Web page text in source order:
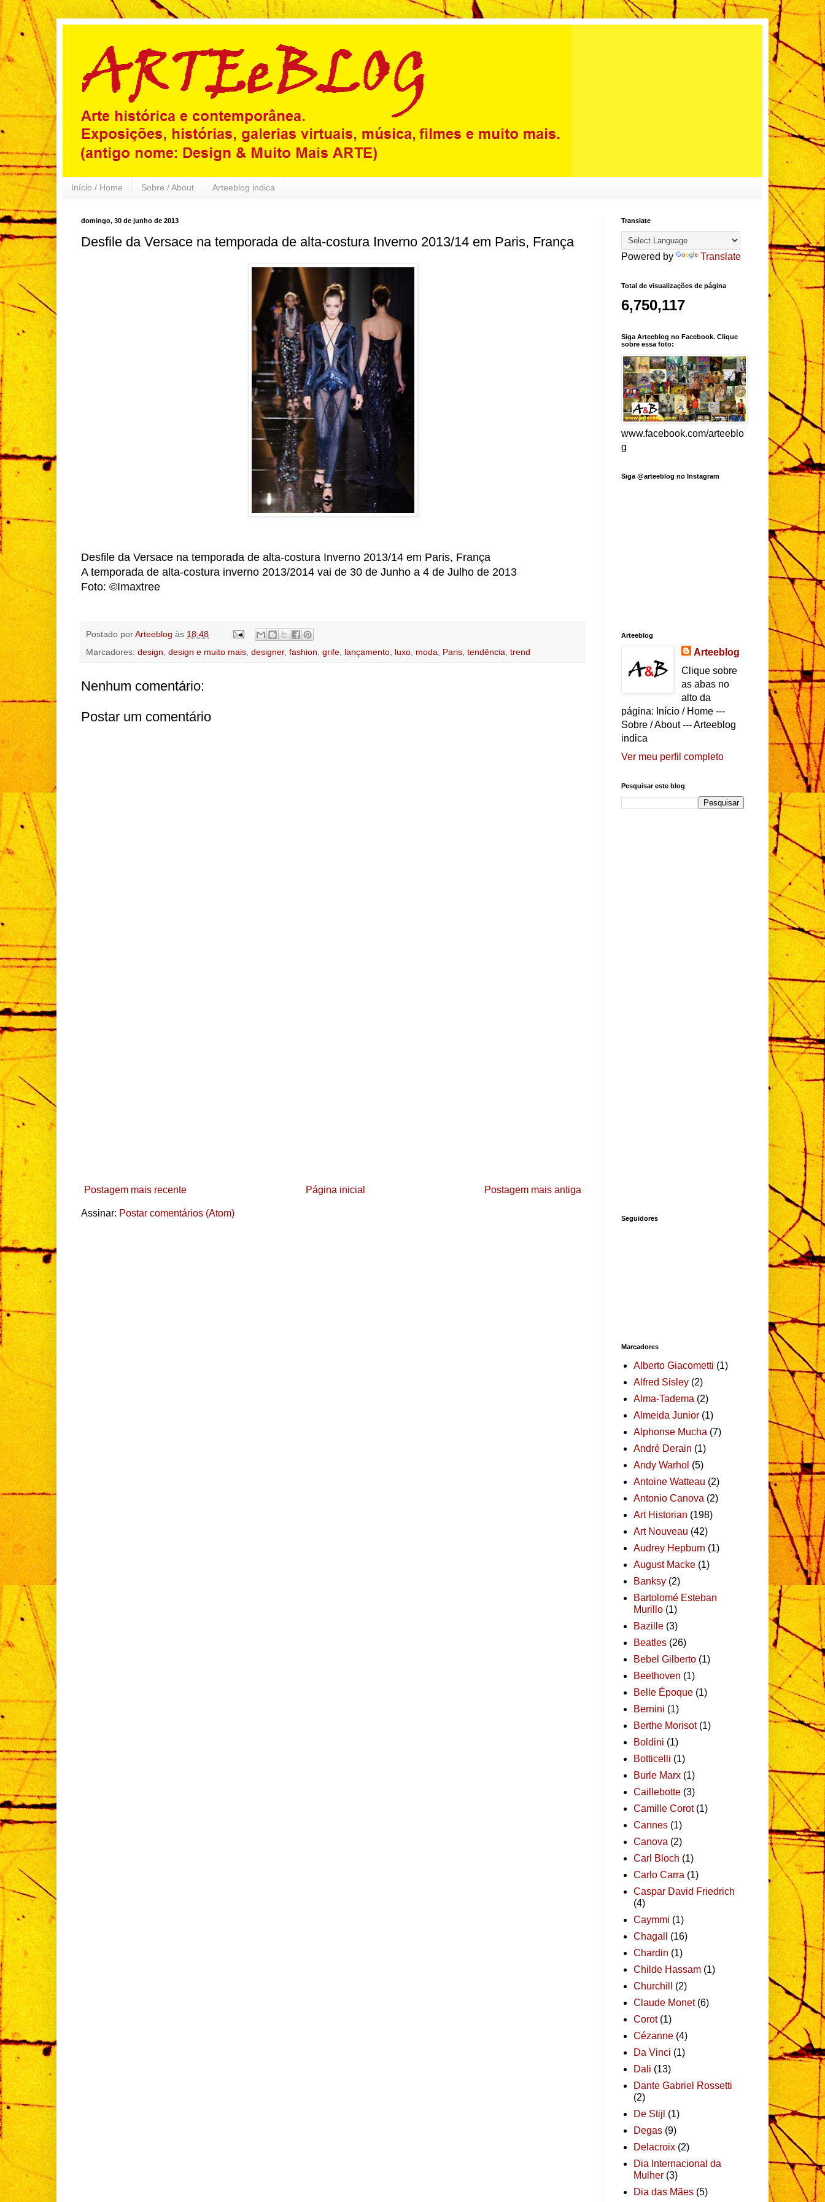
Início / Home Sobre / About Arteeblog indica
domingo, 30 de junho de 2013
Desfile da Versace na temporada de alta-costura Inverno 2013/14 em Paris, França
Desfile da Versace na temporada de alta-costura Inverno 2013/14 em Paris, França
A temporada de alta-costura inverno 2013/2014 vai de 30 de Junho a 4 de Julho de 2013
Foto: ©Imaxtree
Postado porArteeblog às 18:48
Marcadores: design design e muito mais designer, fashion grife lançamento luxo moda Paris tendência trend
Nenhum comentário:
Postar um comentário
Postagem mais recente Postagem mais antiga
Página inicial
Assinar: Postar comentários (Atom)
Translate
Powered by Translate
Total de visualizações de página
6,750,117
Siga Arteeblog no Facebook. Clique
sobre essa foto:
www.facebook.com/arteeblo
g
Siga @arteeblog no Instagram
Arteeblog
Arteeblog
Clique sobre
as abas no
alto da
página: Início / Home ---
Sobre / About --- Arteeblog
indica
Ver meu perfil completo
Pesquisar este blog
Seguidores
Marcadores
Alberto Giacometti (1)
Alfred Sisley (2)
Alma-Tadema (2)
Almeida Junior (1)
Alphonse Mucha (7)
André Derain (1)
Andy Warhol (5)
Antoine Watteau (2)
Antonio Canova (2)
Art Historian (198)
Art Nouveau (42)
Audrey Hepburn (1)
August Macke (1)
Banksy (2)
Bartolomé Esteban
Murillo (1)
Bazille (3)
Beatles (26)
Bebel Gilberto (1)
Beethoven (1)
Belle Époque (1)
Bernini (1)
Berthe Morisot (1)
Boldini (1)
Botticelli (1)
Burle Marx (1)
Caillebotte (3)
Camille Corot (1)
Cannes (1)
Canova (2)
Carl Bloch (1)
Carlo Carra (1)
Caspar David Friedrich
(4)
Caymmi (1)
Chagall
(16)
Chardin (1)
Childe Hassam (1)
Churchill
(2)
Claude Monet (6)
Corot (1)
Cézanne (4)
Da Vinci (1)
Dali (13)
Dante Gabriel Rossetti
(2)
De Stijl (1)
Degas (9)
Delacroix (2)
Dia Internacional da
Mulher (3)
Dia das Mães (5)